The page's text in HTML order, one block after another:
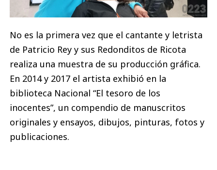
No es la primera vez que el cantante y letrista
de Patricio Rey y sus Redonditos de Ricota
realiza una muestra de su producción gráfica.
En 2014 y 2017 el artista exhibió en la
biblioteca Nacional “El tesoro de los
inocentes”, un compendio de manuscritos
originales y ensayos, dibujos, pinturas, fotos y
publicaciones.